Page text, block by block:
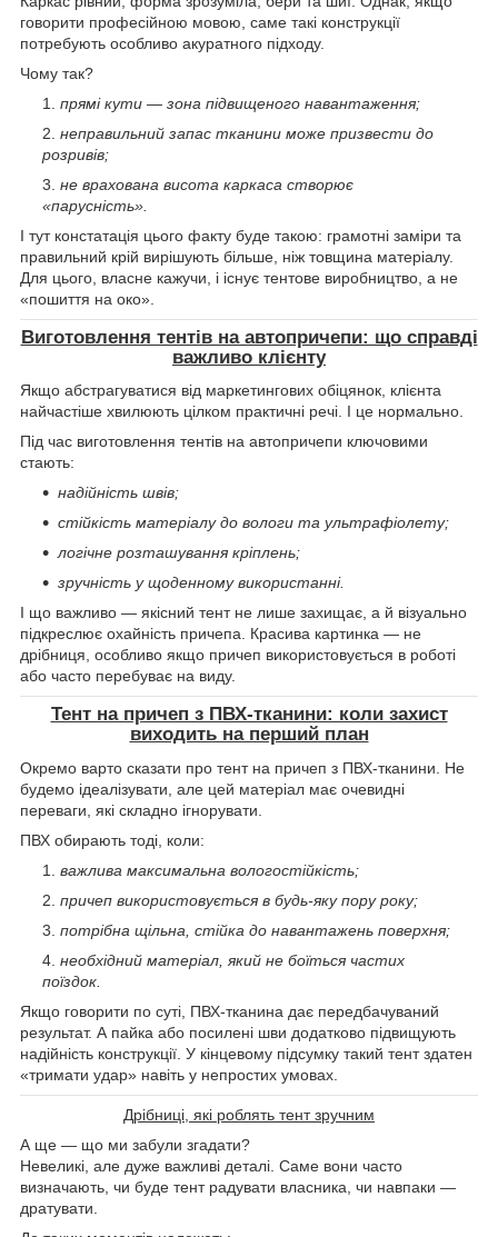
говорити професійною мовою, саме такі конструкції
потребують особливо акуратного підходу.
Чому так?
прямі кути — зона підвищеного навантаження;
неправильний запас тканини може призвести до
розривів;
не врахована висота каркаса створює
«парусність».
І тут констатація цього факту буде такою: грамотні заміри та
правильний крій вирішують більше, ніж товщина матеріалу.
Для цього, власне кажучи, і існує тентове виробництво, а не
«пошиття на око».
Виготовлення тентів на автопричепи: що справді
важливо клієнту
Якщо абстрагуватися від маркетингових обіцянок, клієнта
найчастіше хвилюють цілком практичні речі. І це нормально.
Під час виготовлення тентів на автопричепи ключовими
стають:
надійність швів;
стійкість матеріалу до вологи та ультрафіолету;
логічне розташування кріплень;
зручність у щоденному використанні.
І що важливо — якісний тент не лише захищає, а й візуально
підкреслює охайність причепа. Красива картинка — не
дрібниця, особливо якщо причеп використовується в роботі
або часто перебуває на виду.
Тент на причеп з ПВХ-тканини: коли захист
виходить на перший план
Окремо варто сказати про тент на причеп з ПВХ-тканини. Не
будемо ідеалізувати, але цей матеріал має очевидні
переваги, які складно ігнорувати.
ПВХ обирають тоді, коли:
важлива максимальна вологостійкість;
причеп використовується в будь-яку пору року;
потрібна щільна, стійка до навантажень поверхня;
необхідний матеріал, який не боїться частих
поїздок.
Якщо говорити по суті, ПВХ-тканина дає передбачуваний
результат. А пайка або посилені шви додатково підвищують
надійність конструкції. У кінцевому підсумку такий тент здатен
«тримати удар» навіть у непростих умовах.
Дрібниці, які роблять тент зручним
А ще — що ми забули згадати?
Невеликі, але дуже важливі деталі. Саме вони часто
визначають, чи буде тент радувати власника, чи навпаки —
дратувати.